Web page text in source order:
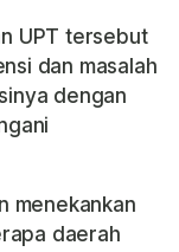
UPT tersebut
dan masalah
dengan
menekankan
daerah